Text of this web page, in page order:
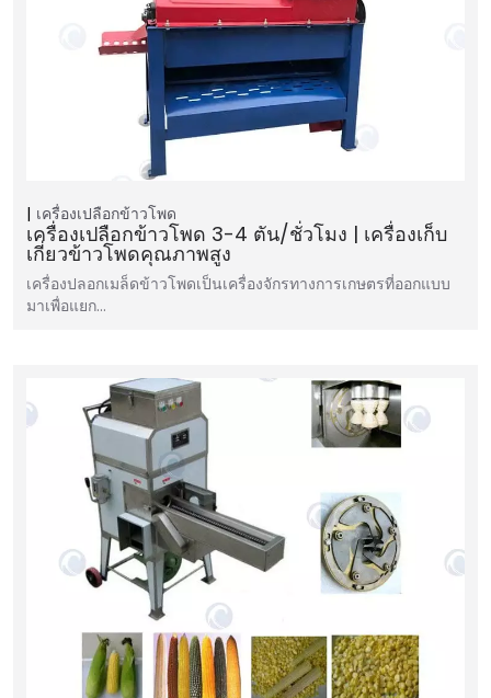
เครื่องเปลือกข้าวโพด
เครื่องเปลือกข้าวโพด 3-4 ตัน/ชั่วโมง | เครื่องเก็บ
เกี่ยวข้าวโพดคุณภาพสูง
เครื่องปลอกเมล็ดข้าวโพดเป็นเครื่องจักรทางการเกษตรที่ออกแบบ
มาเพื่อแยก…